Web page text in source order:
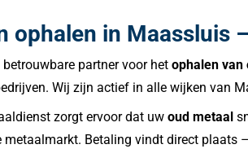
ophalen in Maassluis
partner voor het ophalen van
Wij zijn actief in alle wijken van
zorgt ervoor dat uw oud metaal
metaalmarkt. Betaling vindt direct plaats